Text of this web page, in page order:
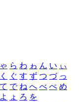
ゃ ら わ ゎ ん い ぃ
く ぐ す ず つ づ っ
て で ね へ べ ぺ め
よ ょ ろ を